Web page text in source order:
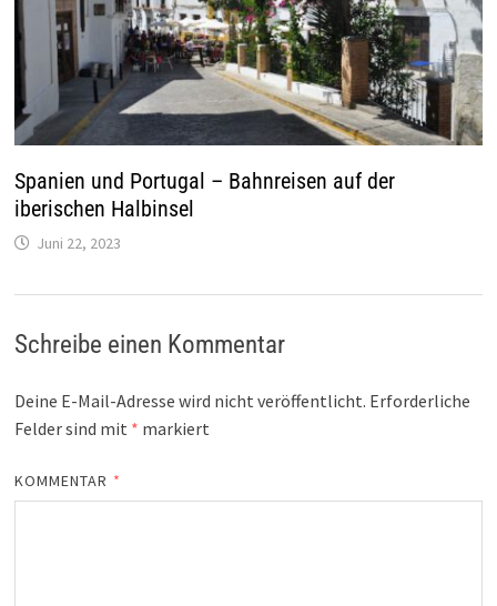
Spanien und Portugal – Bahnreisen auf der
iberischen Halbinsel
Juni 22, 2023
Schreibe einen Kommentar
Deine E-Mail-Adresse wird nicht veröffentlicht. Erforderliche
Felder sind mit * markiert
KOMMENTAR *